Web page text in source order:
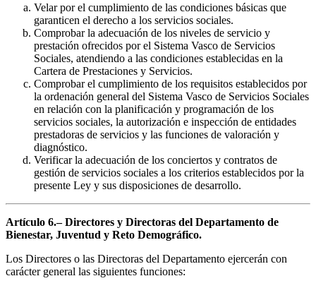
Velar por el cumplimiento de las condiciones básicas que
garanticen el derecho a los servicios sociales.
Comprobar la adecuación de los niveles de servicio y
prestación ofrecidos por el Sistema Vasco de Servicios
Sociales, atendiendo a las condiciones establecidas en la
Cartera de Prestaciones y Servicios.
Comprobar el cumplimiento de los requisitos establecidos por
la ordenación general del Sistema Vasco de Servicios Sociales
en relación con la planificación y programación de los
servicios sociales, la autorización e inspección de entidades
prestadoras de servicios y las funciones de valoración y
diagnóstico.
Verificar la adecuación de los conciertos y contratos de
gestión de servicios sociales a los criterios establecidos por la
presente Ley y sus disposiciones de desarrollo.
Artículo 6.– Directores y Directoras del Departamento de
Bienestar, Juventud y Reto Demográfico.
Los Directores o las Directoras del Departamento ejercerán con
carácter general las siguientes funciones: